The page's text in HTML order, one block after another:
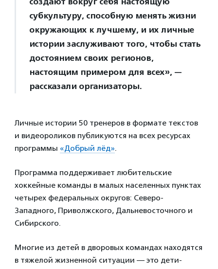
субкультуру, способную менять жизни
окружающих к лучшему, и их личные
истории заслуживают того, чтобы стать
достоянием своих регионов,
настоящим примером для всех», —
рассказали организаторы.
Личные истории 50 тренеров в формате текстов
и видеороликов публикуются на всех ресурсах
программы «Добрый лёд».
Программа поддерживает любительские
хоккейные команды в малых населенных пунктах
четырех федеральных округов: Северо-
Западного, Приволжского, Дальневосточного и
Сибирского.
Многие из детей в дворовых командах находятся
в тяжелой жизненной ситуации — это дети-